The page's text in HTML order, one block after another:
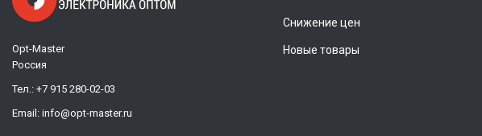
Opt-Master
Россия
Тел.: +7 915 280-02-03
Email: info@opt-master.ru
Снижение цен
Новые товары